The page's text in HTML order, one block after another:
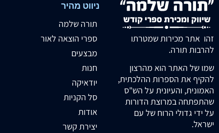
זהו אתר מכירות שמטרתו
להרבות תורה.
שמו של האתר הוא מהרצון
להקיף את הספרות ההלכתית,
האמונית, והעיונית על הש"ס
שהתפתחה במרוצת הדורות
על ידי גדולי הרוח של עם
ישראל.
ניווט מהיר
תורה שלמה
ספרי הוצאה לאור
מבצעים
חנות
יודאיקה
סל הקניות
אודות
יצירת קשר